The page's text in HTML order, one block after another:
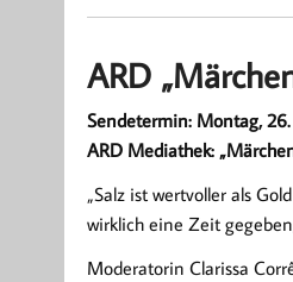
ARD
Sendetermin: Montag,
ARD Mediathek:
„Salz ist wertvoller als
wirklich eine Zeit
Moderatorin Clarissa